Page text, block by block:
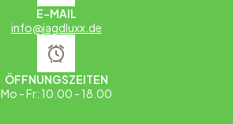
E-MAIL
info@jagdluxx.de
ÖFFNUNGSZEITEN
Mo - Fr: 10.00 - 18.00